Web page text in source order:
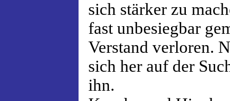
sich stärker zu
fast unbesiegbar
Verstand verloren.
sich her auf der
ihn.